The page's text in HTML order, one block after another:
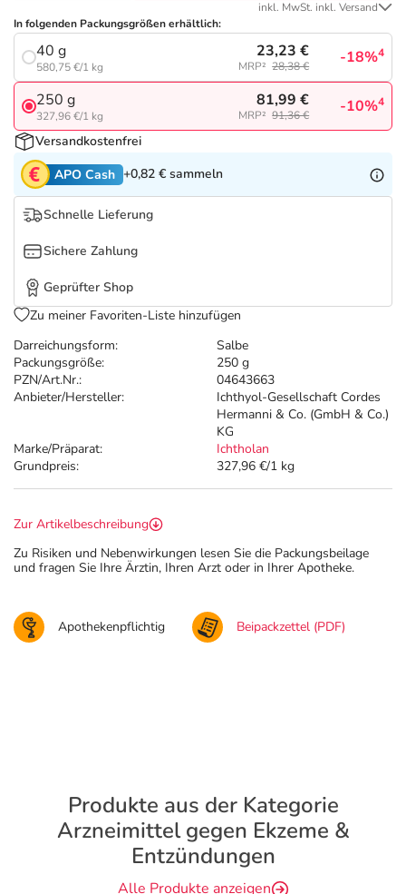
Tierapotheke
Vitamine & Mineralstoffe
Marken
Salus Deals
Darreichungsform:
Salbe
Packungsgröße:
250 g
PZN/Art.Nr.:
04643663
Anbieter/Hersteller:
Ichthyol-Gesellschaft Cordes
Hermanni & Co. (GmbH & Co.)
KG
Marke/Präparat:
Ichtholan
Grundpreis:
327,96 €/1 kg
inkl. MwSt. inkl. Versand
In folgenden Packungsgrößen erhältlich:
40 g
580,75 €/1 kg
23,23 €
MRP² 28,38 € -18%4
250 g
327,96 €/1 kg
81,99 €
MRP² 91,36 € -10%4
Versandkostenfrei
APO Cash +0,82 € sammeln
Schnelle Lieferung
Sichere Zahlung
Geprüfter Shop
Zu meiner Favoriten-Liste hinzufügen
Zur Artikelbeschreibung
Zu Risiken und Nebenwirkungen lesen Sie die Packungsbeilage
und fragen Sie Ihre Ärztin, Ihren Arzt oder in Ihrer Apotheke.
Apothekenpflichtig Beipackzettel (PDF)
Produkte aus der Kategorie
Arzneimittel gegen Ekzeme &
Entzündungen
Alle Produkte anzeigen